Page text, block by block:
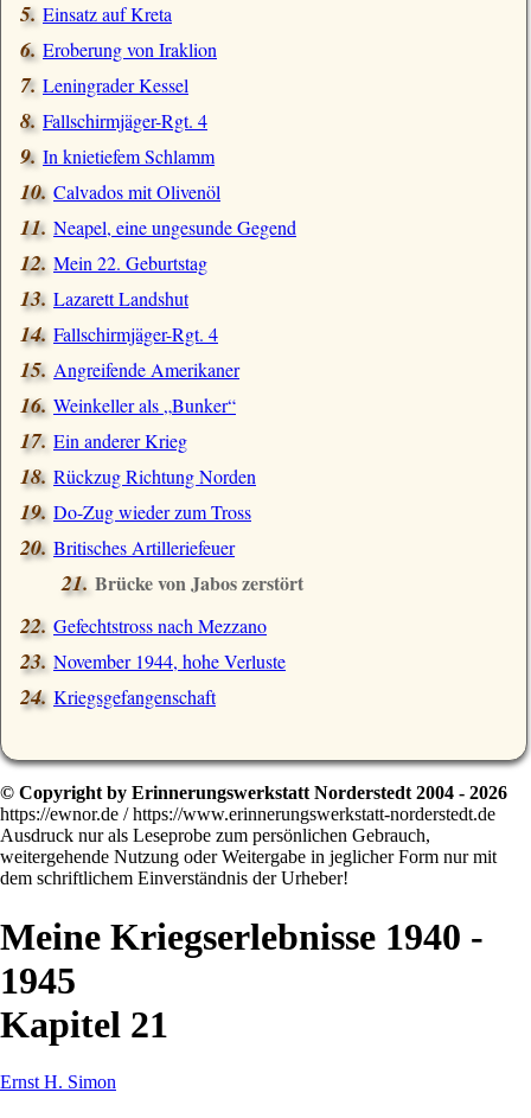
Einsatz auf Kreta
Eroberung von Iraklion
Leningrader Kessel
Fallschirmjäger-Rgt. 4
In knietiefem Schlamm
Calvados mit Olivenöl
Neapel, eine ungesunde Gegend
Mein 22. Geburtstag
Lazarett Landshut
Fallschirmjäger-Rgt. 4
Angreifende Amerikaner
Weinkeller als Bunker
Ein anderer Krieg
Rückzug Richtung Norden
Do-Zug wieder zum Tross
Britisches Artilleriefeuer
Brücke von Jabos zerstört
Gefechtstross nach Mezzano
November 1944, hohe Verluste
Kriegsgefangenschaft
© Copyright by Erinnerungswerkstatt Norderstedt 2004 - 2026
https://ewnor.de / https://www.erinnerungswerkstatt-norderstedt.de
Ausdruck nur als Leseprobe zum persönlichen Gebrauch,
weitergehende Nutzung oder Weitergabe in jeglicher Form nur mit
dem schriftlichem Einverständnis der Urheber!
Meine Kriegserlebnisse 1940 -
1945
Kapitel 21
Ernst H. Simon